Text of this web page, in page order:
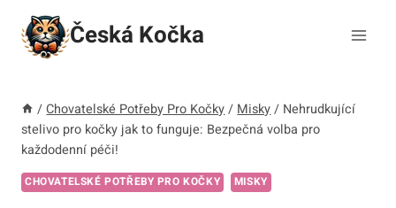
Přeskočit
obsah
Česká Kočka
/ Chovatelské Potřeby Pro Kočky / Misky / Nehrudkující
stelivo pro kočky jak to funguje: Bezpečná volba pro
každodenní péči!
CHOVATELSKÉ POTŘEBY PRO KOČKY MISKY